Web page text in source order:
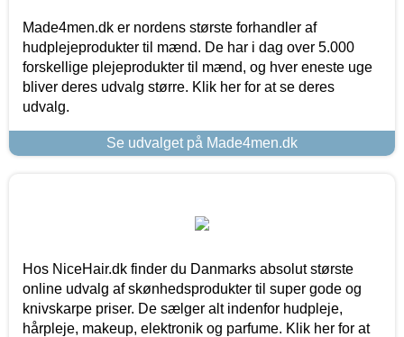
Made4men.dk er nordens største forhandler af
hudplejeprodukter til mænd. De har i dag over 5.000
forskellige plejeprodukter til mænd, og hver eneste uge
bliver deres udvalg større. Klik her for at se deres
udvalg.
Se udvalget på Made4men.dk
Hos NiceHair.dk finder du Danmarks absolut største
online udvalg af skønhedsprodukter til super gode og
knivskarpe priser. De sælger alt indenfor hudpleje,
hårpleje, makeup, elektronik og parfume. Klik her for at